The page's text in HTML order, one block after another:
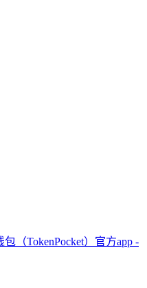
（TokenPocket）官方app -